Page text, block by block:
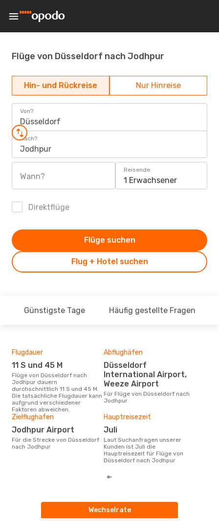
Flüge von Düsseldorf nach Jodhpur
Hin- und Rückreise Nur Hinreise
Von?
Düsseldorf
Nach?
Jodhpur
Wann?
Reisende
1 Erwachsener
Direktflüge
Flug + Hotel suchen
Flüge suchen
Günstigste Tage Häufig gestellte Fragen
Flugdauer
11 S und 45 M
Flüge von Düsseldorf nach
Jodhpur dauern
durchschnittlich 11 S und 45 M.
Die tatsächliche Flugdauer kann
aufgrund verschiedener
Faktoren abweichen.
Abflughäfen
Düsseldorf
International Airport,
Weeze Airport
Für Flüge von Düsseldorf nach
Jodhpur
Zielflughafen
Jodhpur Airport
Für die Strecke von Düsseldorf
nach Jodhpur
Hauptreisezeit
Juli
Laut Suchanfragen unserer
Kunden ist Juli die
Hauptreisezeit für Flüge von
Düsseldorf nach Jodhpur
Wechselrate